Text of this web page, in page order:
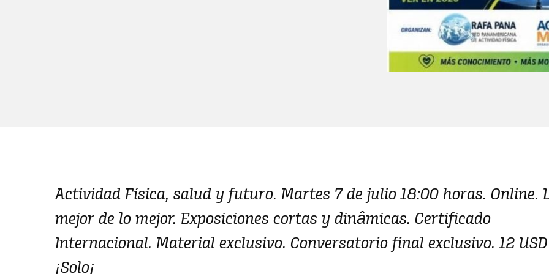
Actividad Física, salud y futuro. Martes 7 de julio 18:00 horas. Online.
mejor de lo mejor. Exposiciones cortas y dinâmicas. Certificado
Internacional. Material exclusivo. Conversatorio final exclusivo. 12 USD
¡Solo¡